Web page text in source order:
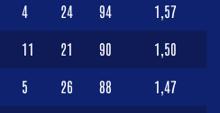
4 24 94 1,57
11 21 90 1,50
5 26 88 1,47